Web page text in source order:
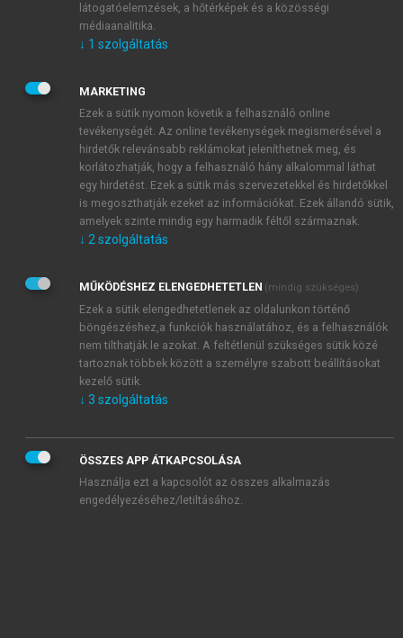
JELSZÓ
JELSZÓ ÚJRA
Kérek értesítést a MeRSZ újdonságairól, akcióiról.
Kérek értesítést az Akadémiai Kiadó Zrt. újdonságairól,
Adatkezelési tájékoztatóbanfoglaltakat tudomásul
veszem és elfogadom.
Általános vásárlási feltételeket, valamint a szotar.netés a
mersz.huoldalak licencszerződéseiben foglaltakat
tudomásul veszem és elfogadom.
KIPRÓBÁLOM
látogatóelemzések, a hőtérképek és a közösségi
médiaanalitika.
↓ 1 szolgáltatás
MARKETING
Ezek a sütik nyomon követik a felhasználó online
tevékenységét. Az online tevékenységek megismerésével a
hirdetők relevánsabb reklámokat jeleníthetnek meg, és
korlátozhatják, hogy a felhasználó hány alkalommal láthat
egy hirdetést. Ezek a sütik más szervezetekkel és hirdetőkkel
is megoszthatják ezeket az információkat. Ezek állandó sütik,
amelyek szinte mindig egy harmadik féltől származnak.
↓ 2 szolgáltatás
MŰKÖDÉSHEZ ELENGEDHETETLEN (mindig szükséges)
Ezek a sütik elengedhetetlenek az oldalunkon történő
böngészéshez,a funkciók használatához, és a felhasználók
nem tilthatják le azokat. A feltétlenül szükséges sütik közé
tartoznak többek között a személyre szabott beállításokat
kezelő sütik.
↓ 3 szolgáltatás
ÖSSZES APP ÁTKAPCSOLÁSA
Használja ezt a kapcsolót az összes alkalmazás
engedélyezéséhez/letiltásához.